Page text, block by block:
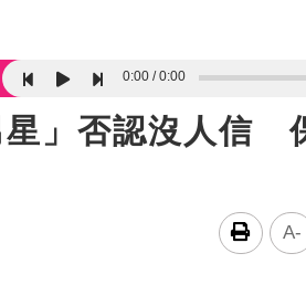
0:00 0:00
星」否認沒人信
A-